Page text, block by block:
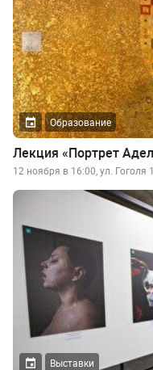
Образование
Лекция «Портрет
12 ноября в 16:00, ул. Гоголя
Выставки